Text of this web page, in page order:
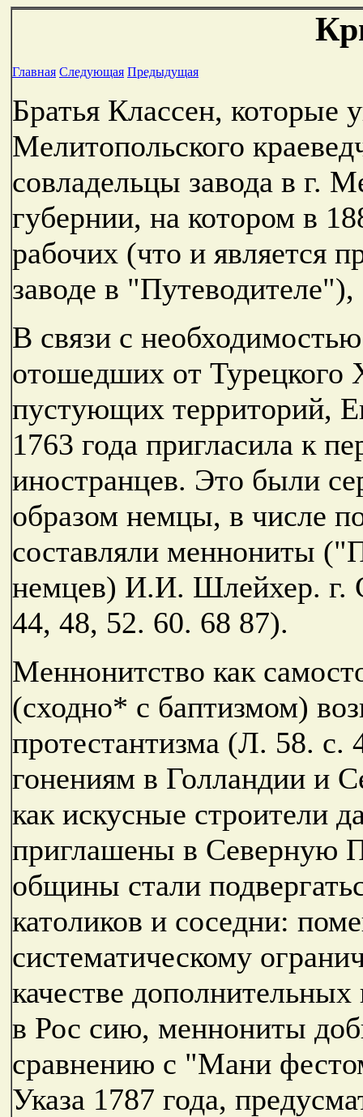
Главная Следующая Предыдущая
Братья Классен, которые
Мелитопольского
совладельцы завода в г.
губернии, на котором в
рабочих (что и является
заводе в
В связи с
отошедших от Турецкого
пустующих территорий,
1763 года пригласила к
иностранцев. Это были
образом немцы, в числе
составляли меннониты
немцев) И.И. Шлейхер. г.
44, 48, 52. 60. 68 87).
Меннонитство как
(сходно* с баптизмом)
протестантизма (Л. 58.
гонениям в Голландии и
как искусные строители
приглашены в Северную
общины стали
католиков и соседни:
систематическому
качестве
в Рос сию, меннониты
сравнению с "Мани
Указа 1787 года,